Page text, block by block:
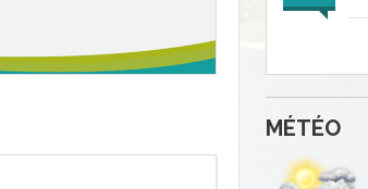
MÉTÉO